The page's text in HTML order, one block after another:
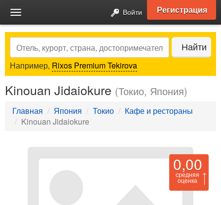
Toggle
navigation
Войти Регистрация
Search Найти
Например, Rixos Premium Tekirova
Kinouan Jidaiokure (Токио, Япония)
Главная Япония Токио
Кафе и рестораны
Kinouan Jidaiokure
0,00
средняя
оценка